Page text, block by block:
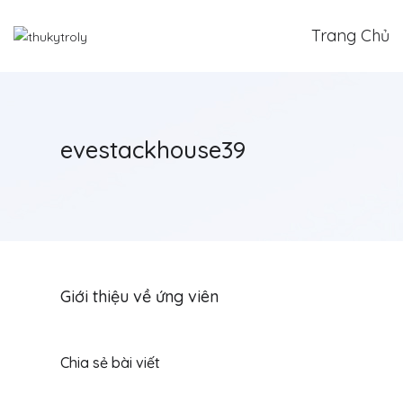
Trang Chủ
evestackhouse39
Giới thiệu về ứng viên
Chia sẻ bài viết